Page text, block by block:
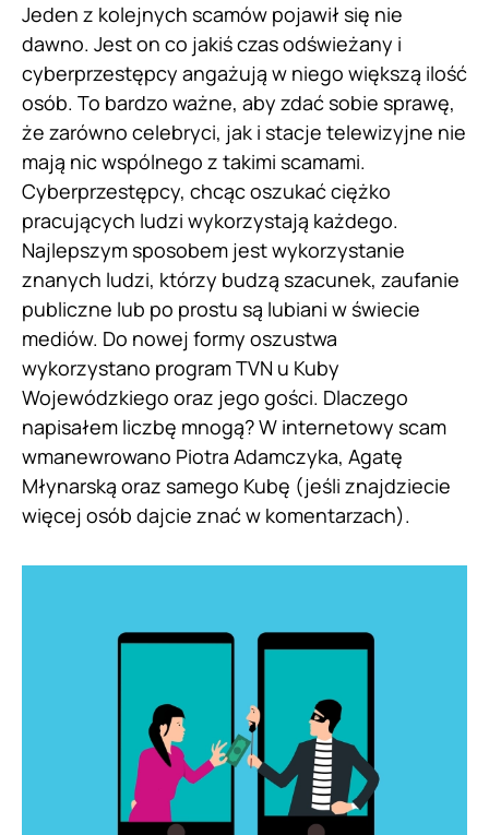
Jeden z kolejnych scamów pojawił się nie
dawno. Jest on co jakiś czas odświeżany i
cyberprzestępcy angażują w niego większą ilość
osób. To bardzo ważne, aby zdać sobie sprawę,
że zarówno celebryci, jak i stacje telewizyjne nie
mają nic wspólnego z takimi scamami.
Cyberprzestępcy, chcąc oszukać ciężko
pracujących ludzi wykorzystają każdego.
Najlepszym sposobem jest wykorzystanie
znanych ludzi, którzy budzą szacunek, zaufanie
publiczne lub po prostu są lubiani w świecie
mediów. Do nowej formy oszustwa
wykorzystano program TVN u Kuby
Wojewódzkiego oraz jego gości. Dlaczego
napisałem liczbę mnogą? W internetowy scam
wmanewrowano Piotra Adamczyka, Agatę
Młynarską oraz samego Kubę (jeśli znajdziecie
więcej osób dajcie znać w komentarzach).